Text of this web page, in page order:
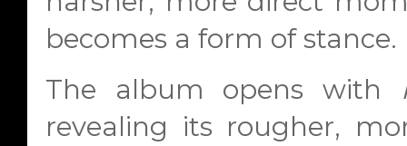
becomes a form of stance.
The album opens with
revealing its rougher,